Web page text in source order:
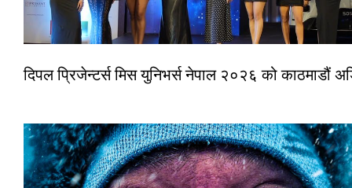
दिपल प्रिजेन्टर्स मिस युनिभर्स नेपाल २०२६ को काठमाडौं